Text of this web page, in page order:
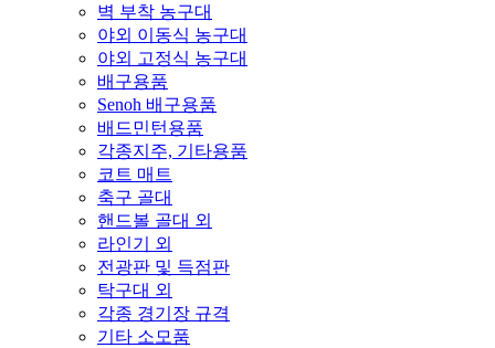
벽 부착 농구대
야외 이동식 농구대
야외 고정식 농구대
배구용품
Senoh 배구용품
배드민턴용품
각종지주, 기타용품
코트 매트
축구 골대
핸드볼 골대 외
라인기 외
전광판 및 득점판
탁구대 외
각종 경기장 규격
기타 소모품